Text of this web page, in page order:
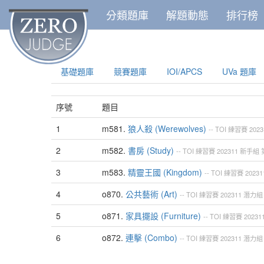
分類題庫 解題動態 排行榜
基礎題庫 競賽題庫 IOI/APCS UVa 題庫
序號
題目
1
m581. 狼人殺 (Werewolves) -- TOI 練習賽
2
m582. 書房 (Study) -- TOI 練習賽202311 新手組
3
m583. 精靈王國 (Kingdom) -- TOI 練習賽
4
o870. 公共藝術 (Art) -- TOI 練習賽202311 潛力組
5
o871. 家具擺設 (Furniture) -- TOI 練習賽202311
6
o872. 連擊 (Combo) -- TOI 練習賽202311 潛力組